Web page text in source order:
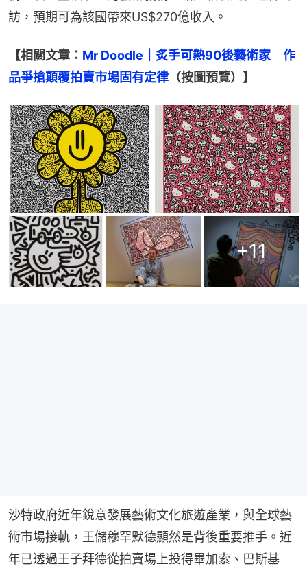
訪，預期可為該國帶來US$270億收入。
【相關文章： Mr Doodle｜炙手可熱90後藝術家　作
品爭搶顛覆拍賣市場固有定律 （按圖預覽）】
+11
沙特政府近年銳意發展藝術文化旅遊產業，與全球藝
術市場接軌，王儲穆罕默德顯然是背後重要推手。近
年已透過王子拜德從拍賣場上投得畢加索、巴斯基